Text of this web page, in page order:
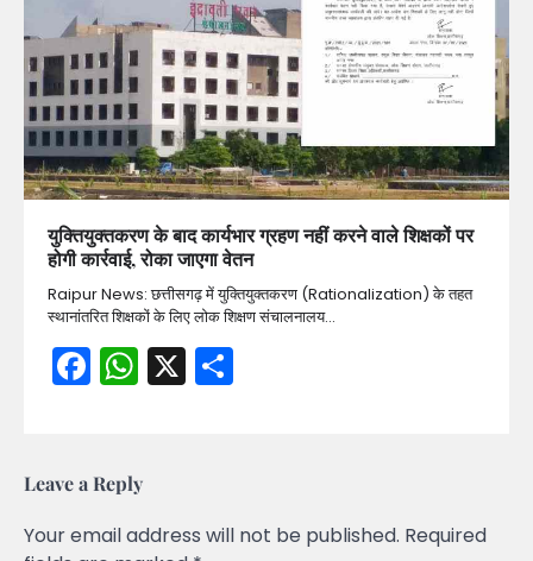
युक्तियुक्तकरण के बाद कार्यभार ग्रहण नहीं करने वाले शिक्षकों पर
होगी कार्रवाई, रोका जाएगा वेतन
Raipur News: छत्तीसगढ़ में युक्तियुक्तकरण (Rationalization) के तहत
स्थानांतरित शिक्षकों के लिए लोक शिक्षण संचालनालय…
Facebook
WhatsApp
X
Leave a Reply
Your email address will not be published. Required